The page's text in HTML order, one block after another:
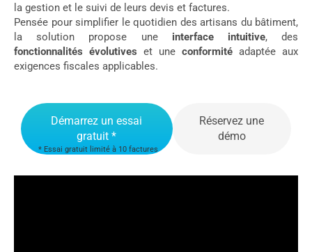
la gestion et le suivi de leurs devis et factures.
Pensée pour simplifier le quotidien des artisans du bâtiment,
la solution propose une interface intuitive, des
fonctionnalités évolutives et une conformité adaptée aux
exigences fiscales applicables.
Démarrez un essai
gratuit *
Réservez une
démo
* Essai gratuit limité à 10 factures